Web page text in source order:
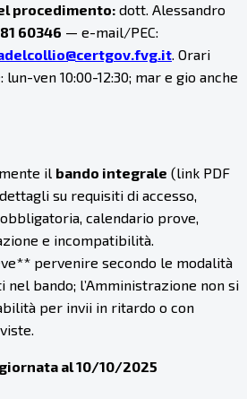
procedimento: dott. Alessandro
60346 — e-mail/PEC:
. Orari
ven 10:00-12:30; mar e gio anche
il bando integrale (link PDF
su requisiti di accesso,
calendario prove,
e incompatibilità.
pervenire secondo le modalità
bando; l’Amministrazione non si
per invii in ritardo o con
al 10/10/2025